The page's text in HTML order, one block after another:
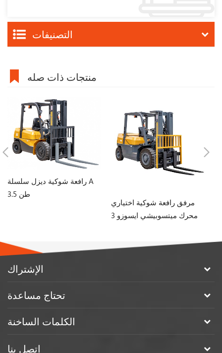
التصنيفات
منتجات ذات صله
رافعة شوكية ديزل سلسلة A
3.5 طن
مرفق رافعة شوكية اختياري
محرك ميتسوبيشي ايسوزو 3
الإشتراك
تحتاج مساعدة
الكلمات الساخنة
اتصل بنا